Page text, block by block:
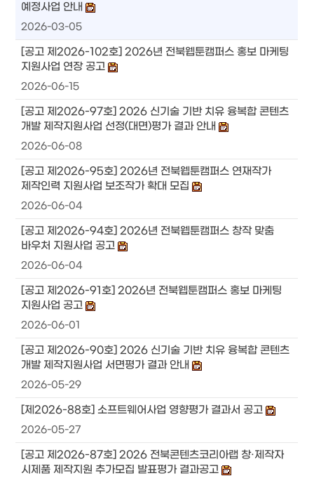
예정사업 안내
2026-03-05
[공고 제2026-102호] 2026년 전북웹툰캠퍼스 홍보 마케팅
지원사업 연장 공고
2026-06-15
[공고 제2026-97호] 2026 신기술 기반 치유 융복합 콘텐츠
개발 제작지원사업 선정(대면)평가 결과 안내
2026-06-08
[공고 제2026-95호] 2026년 전북웹툰캠퍼스 연재작가
제작인력 지원사업 보조작가 확대 모집
2026-06-04
[공고 제2026-94호] 2026년 전북웹툰캠퍼스 창작 맞춤
바우처 지원사업 공고
2026-06-04
[공고 제2026-91호] 2026년 전북웹툰캠퍼스 홍보 마케팅
지원사업 공고
2026-06-01
[공고 제2026-90호] 2026 신기술 기반 치유 융복합 콘텐츠
개발 제작지원사업 서면평가 결과 안내
2026-05-29
[제2026-88호] 소프트웨어사업 영향평가 결과서 공고
2026-05-27
[공고 제2026-87호] 2026 전북콘텐츠코리아랩 창·제작자
시제품 제작지원 추가모집 발표평가 결과공고